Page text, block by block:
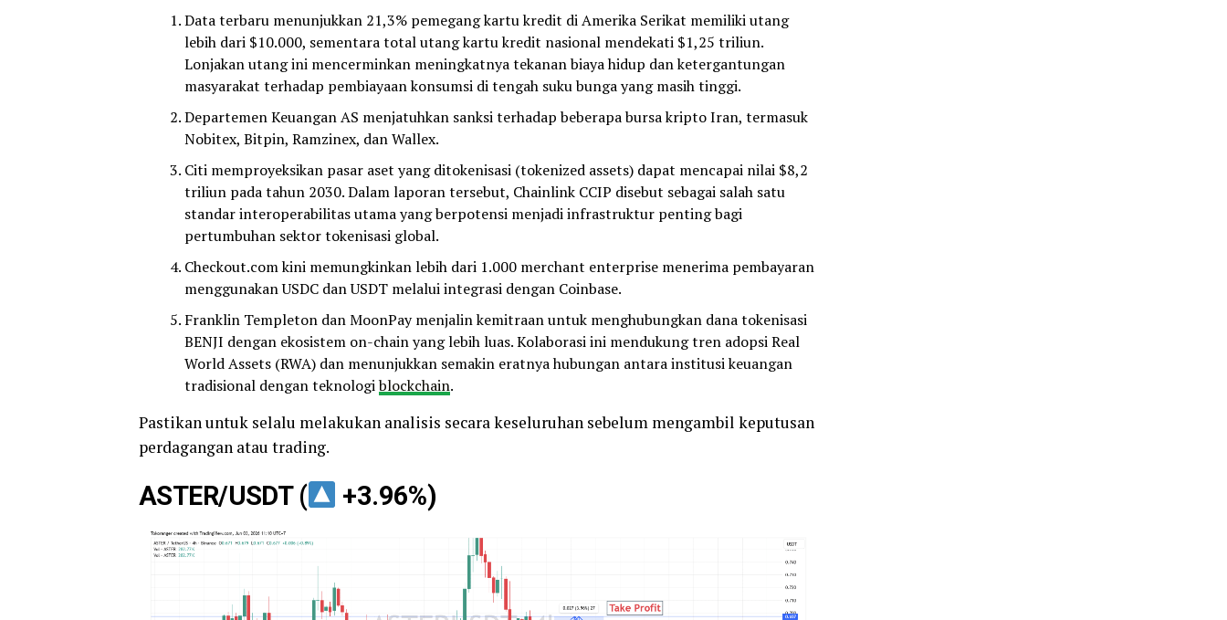
Data terbaru menunjukkan 21,3% pemegang kartu kredit di Amerika Serikat memiliki utang
lebih dari $10.000, sementara total utang kartu kredit nasional mendekati $1,25 triliun.
Lonjakan utang ini mencerminkan meningkatnya tekanan biaya hidup dan ketergantungan
masyarakat terhadap pembiayaan konsumsi di tengah suku bunga yang masih tinggi.
Departemen Keuangan AS menjatuhkan sanksi terhadap beberapa bursa kripto Iran, termasuk
Nobitex, Bitpin, Ramzinex, dan Wallex.
Citi memproyeksikan pasar aset yang ditokenisasi (tokenized assets) dapat mencapai nilai $8,2
triliun pada tahun 2030. Dalam laporan tersebut, Chainlink CCIP disebut sebagai salah satu
standar interoperabilitas utama yang berpotensi menjadi infrastruktur penting bagi
pertumbuhan sektor tokenisasi global.
Checkout.com kini memungkinkan lebih dari 1.000 merchant enterprise menerima pembayaran
menggunakan USDC dan USDT melalui integrasi dengan Coinbase.
Franklin Templeton dan MoonPay menjalin kemitraan untuk menghubungkan dana tokenisasi
BENJI dengan ekosistem on-chain yang lebih luas. Kolaborasi ini mendukung tren adopsi Real
World Assets (RWA) dan menunjukkan semakin eratnya hubungan antara institusi keuangan
tradisional dengan teknologiblockchain.
Pastikan untuk selalu melakukan analisis secara keseluruhan sebelum mengambil keputusan
perdagangan atau trading.
ASTER/USDT ( +3.96%)